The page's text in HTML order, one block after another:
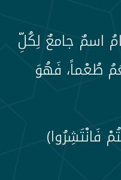
اسمٌ جامعٌ لِكُلِّ
طُعْماً، فَهُوَ
فَانْتَشِرُوا)